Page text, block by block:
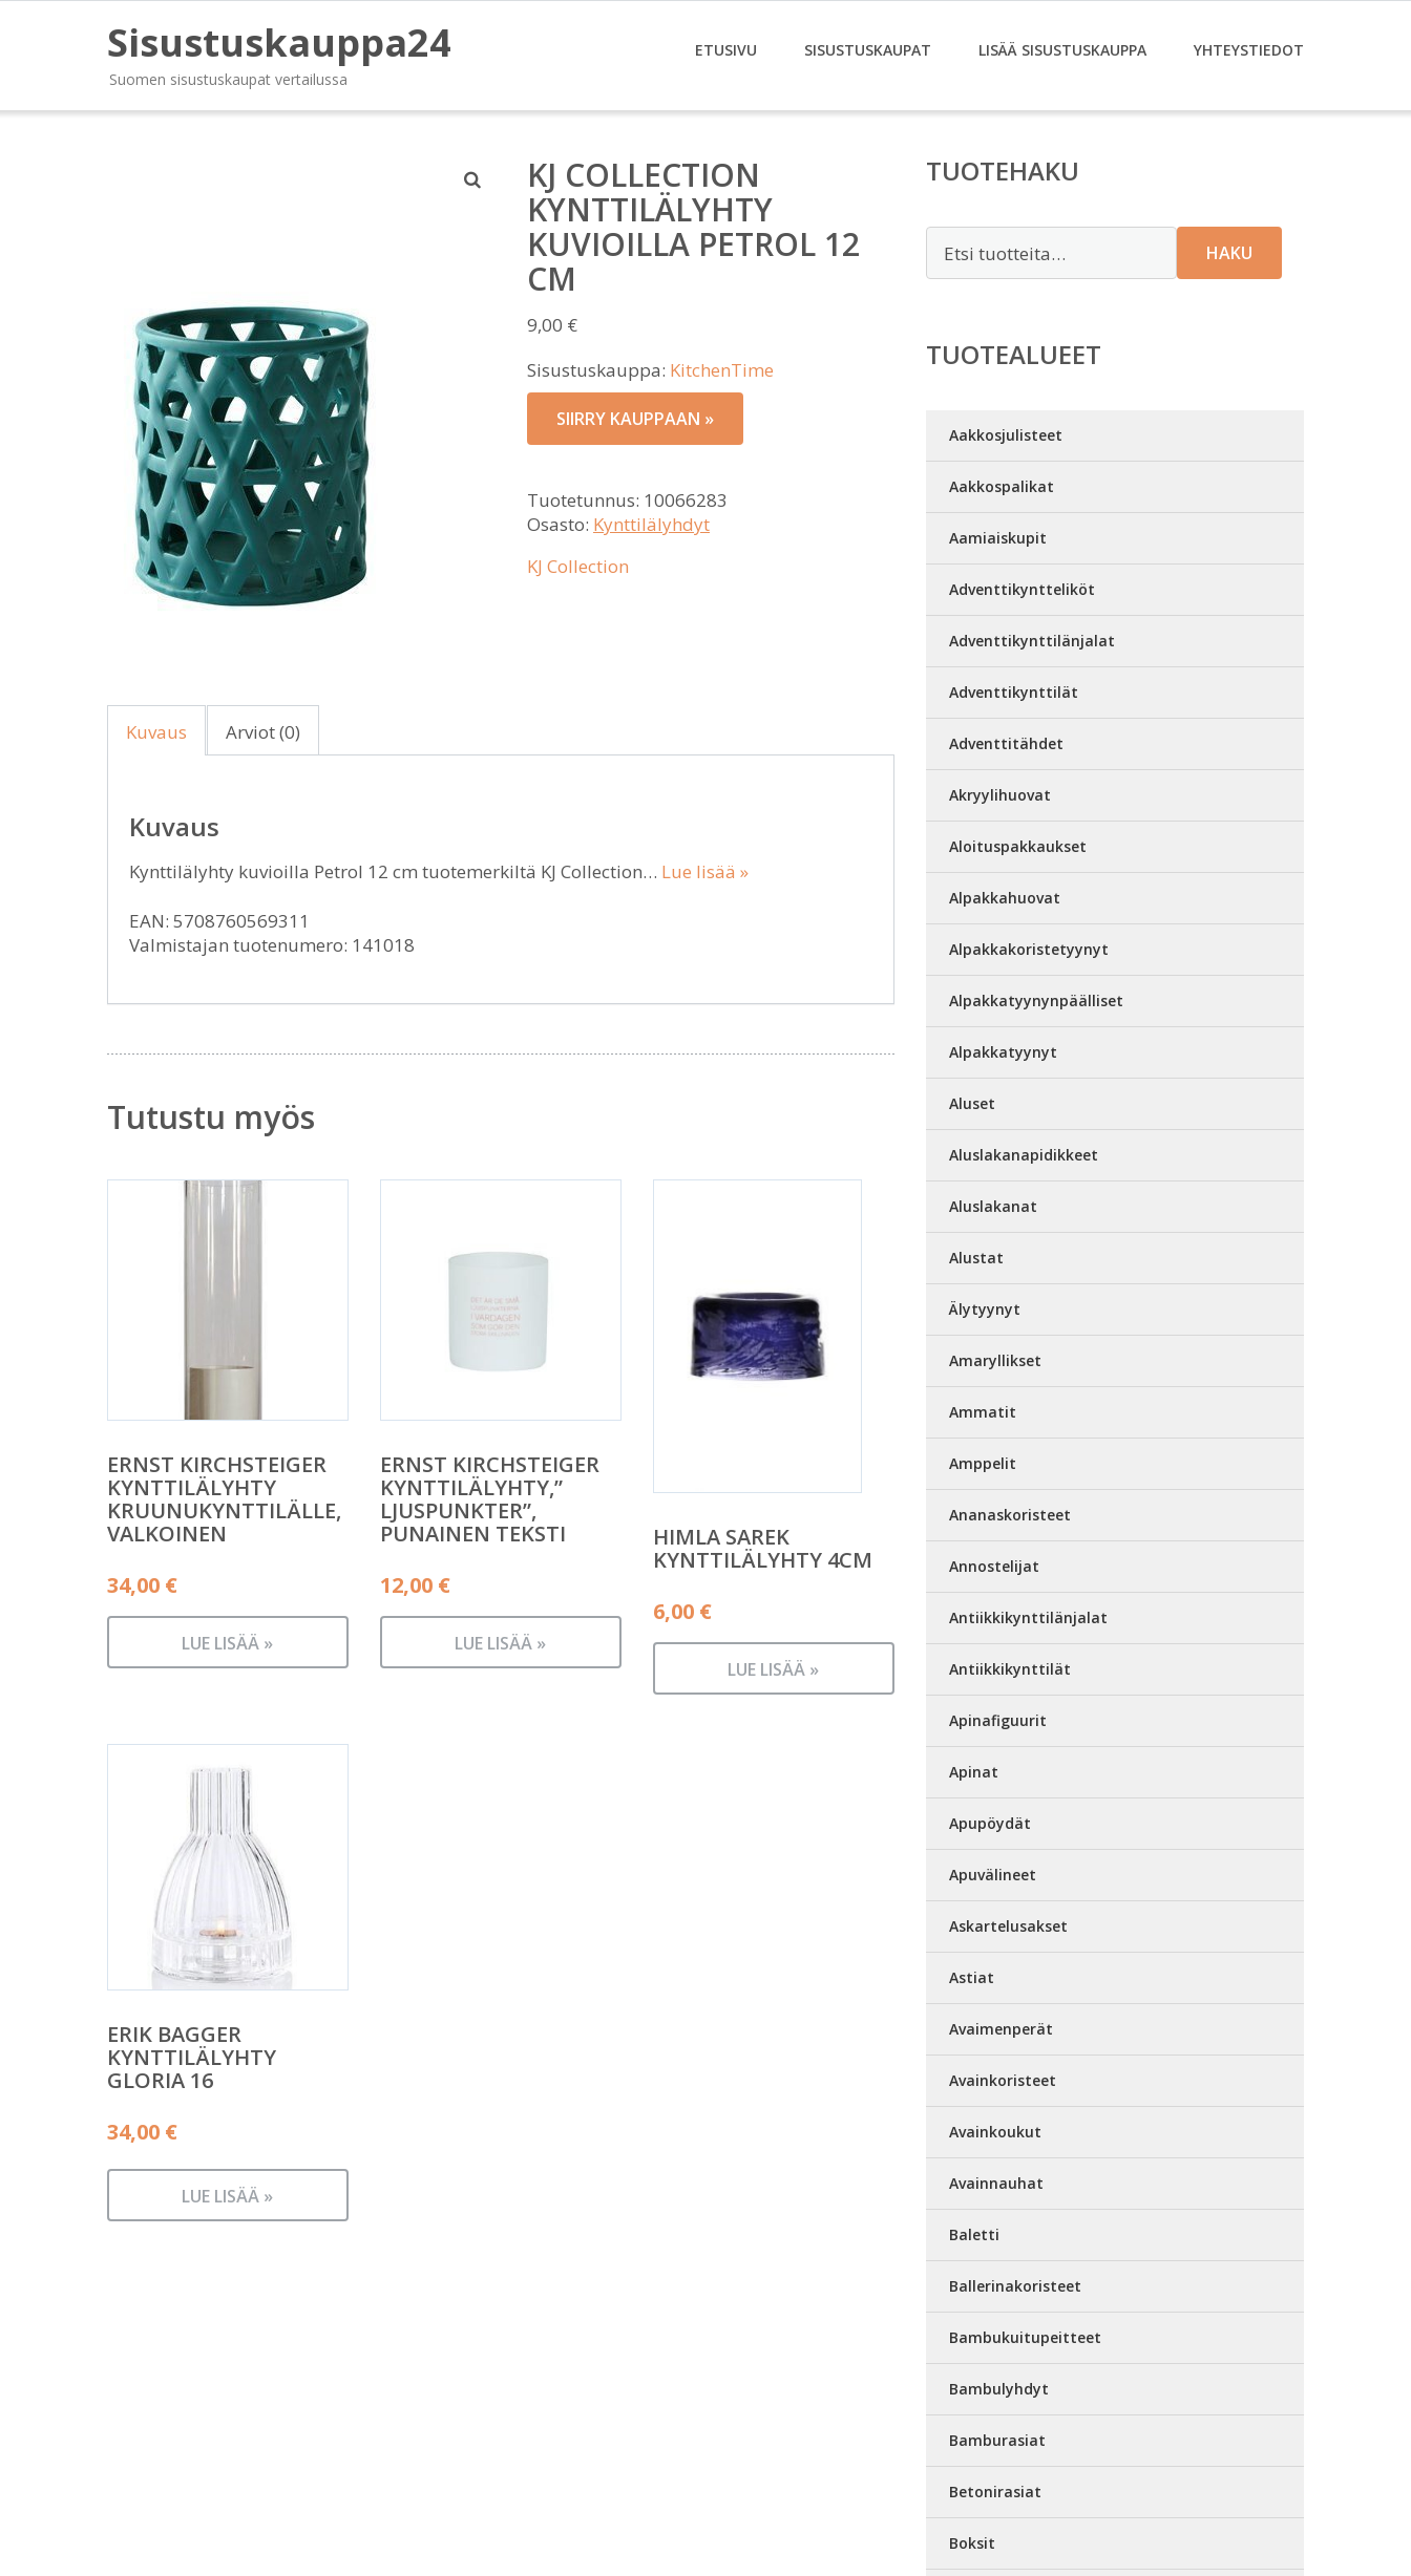
Sisustuskauppa24
Suomen sisustuskaupat vertailussa
ETUSIVU SISUSTUSKAUPAT LISÄÄ SISUSTUSKAUPPA YHTEYSTIEDOT
KJ COLLECTION
KYNTTILÄLYHTY
KUVIOILLA PETROL 12
CM
9,00 €
Sisustuskauppa: KitchenTime
SIIRRY KAUPPAAN »
Tuotetunnus: 10066283
Osasto: Kynttilälyhdyt
KJ Collection
Kuvaus Arviot (0)
Kuvaus
Kynttilälyhty kuvioilla Petrol 12 cm tuotemerkiltä KJ Collection… Lue lisää »
EAN: 5708760569311
Valmistajan tuotenumero: 141018
Tutustu myös
ERNST KIRCHSTEIGER
KYNTTILÄLYHTY
KRUUNUKYNTTILÄLLE,
VALKOINEN
34,00 €
LUE LISÄÄ »
ERNST KIRCHSTEIGER
KYNTTILÄLYHTY,”
LJUSPUNKTER”,
PUNAINEN TEKSTI
12,00 €
LUE LISÄÄ »
HIMLA SAREK
KYNTTILÄLYHTY 4CM
6,00 €
LUE LISÄÄ »
ERIK BAGGER
KYNTTILÄLYHTY
GLORIA 16
34,00 €
LUE LISÄÄ »
TUOTEHAKU
HAKU
TUOTEALUEET
Aakkosjulisteet
Aakkospalikat
Aamiaiskupit
Adventtikyntteliköt
Adventtikynttilänjalat
Adventtikynttilät
Adventtitähdet
Akryylihuovat
Aloituspakkaukset
Alpakkahuovat
Alpakkakoristetyynyt
Alpakkatyynynpäälliset
Alpakkatyynyt
Aluset
Aluslakanapidikkeet
Aluslakanat
Alustat
Älytyynyt
Amaryllikset
Ammatit
Amppelit
Ananaskoristeet
Annostelijat
Antiikkikynttilänjalat
Antiikkikynttilät
Apinafiguurit
Apinat
Apupöydät
Apuvälineet
Askartelusakset
Astiat
Avaimenperät
Avainkoristeet
Avainkoukut
Avainnauhat
Baletti
Ballerinakoristeet
Bambukuitupeitteet
Bambulyhdyt
Bamburasiat
Betonirasiat
Boksit